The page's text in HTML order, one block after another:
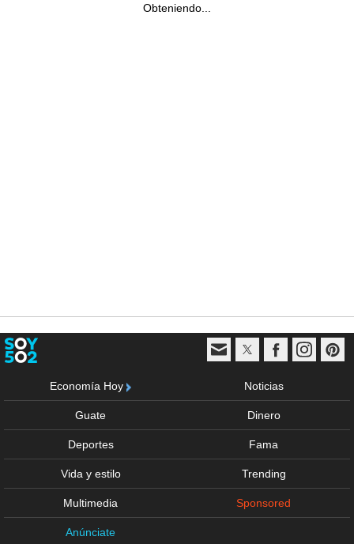
Obteniendo...
Economía Hoy Noticias
Guate Dinero
Deportes Fama
Vida y estilo Trending
Multimedia Sponsored
Anúnciate